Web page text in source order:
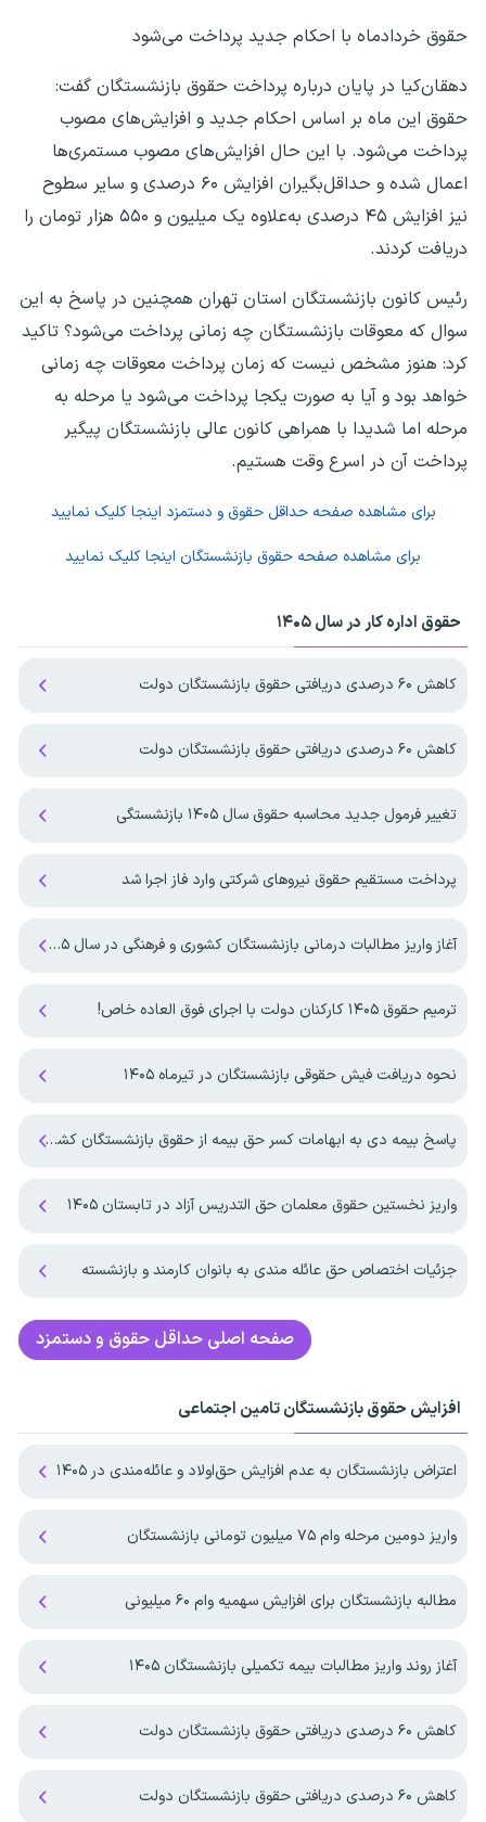
حقوق خردادماه با احکام جدید پرداخت می‌شود
دهقان‌کیا در پایان درباره پرداخت حقوق بازنشستگان گفت:
حقوق این ماه بر اساس احکام جدید و افزایش‌های مصوب
پرداخت می‌شود. با این حال افزایش‌های مصوب مستمری‌ها
اعمال شده و حداقل‌بگیران افزایش ۶۰ درصدی و سایر سطوح
نیز افزایش ۴۵ درصدی به‌علاوه یک میلیون و ۵۵۰ هزار تومان را
دریافت کردند.
رئیس کانون بازنشستگان استان تهران همچنین در پاسخ به این
سوال که معوقات بازنشستگان چه زمانی پرداخت می‌شود؟ تاکید
کرد:‌ هنوز مشخص نیست که زمان پرداخت معوقات چه زمانی
خواهد بود و آیا به صورت یکجا پرداخت می‌شود یا مرحله به
مرحله اما شدیدا با همراهی کانون عالی بازنشستگان پیگیر
پرداخت آن در اسرع وقت هستیم.
برای مشاهده صفحه حداقل حقوق و دستمزد اینجا کلیک نمایید
برای مشاهده صفحه حقوق بازنشستگان اینجا کلیک نمایید
حقوق اداره کار در سال ۱۴۰۵
کاهش ۶۰ درصدی دریافتی حقوق بازنشستگان دولت
کاهش ۶۰ درصدی دریافتی حقوق بازنشستگان دولت
تغییر فرمول جدید محاسبه حقوق سال ۱۴۰۵ بازنشستگی
پرداخت مستقیم حقوق نیروهای شرکتی وارد فاز اجرا شد
آغاز واریز مطالبات درمانی بازنشستگان کشوری و فرهنگی در سال ۱۴۰۵
ترمیم حقوق ۱۴۰۵ کارکنان دولت با اجرای فوق العاده خاص!
نحوه دریافت فیش حقوقی بازنشستگان در تیرماه ۱۴۰۵
پاسخ بیمه دی به ابهامات کسر حق بیمه از حقوق بازنشستگان کشوری
واریز نخستین حقوق معلمان حق التدریس آزاد در تابستان ۱۴۰۵
جزئیات اختصاص حق عائله مندی به بانوان کارمند و بازنشسته
صفحه اصلی حداقل حقوق و دستمزد
افزایش حقوق بازنشستگان تامین اجتماعی
اعتراض بازنشستگان به عدم افزایش حق‌اولاد و عائله‌مندی در ۱۴۰۵
واریز دومین مرحله وام ۷۵ میلیون تومانی بازنشستگان
مطالبه بازنشستگان برای افزایش سهمیه‌ وام ۶۰ میلیونی
آغاز روند واریز مطالبات بیمه تکمیلی بازنشستگان ۱۴۰۵
کاهش ۶۰ درصدی دریافتی حقوق بازنشستگان دولت
کاهش ۶۰ درصدی دریافتی حقوق بازنشستگان دولت